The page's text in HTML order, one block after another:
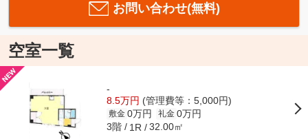
お問い合わせ(無料)
空室一覧
-
8.5万円 (管理費等：5,000円)
敷金 0万円 礼金 0万円
3階 1R 32.00㎡